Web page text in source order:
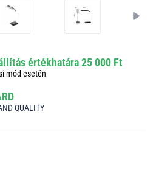
értékhatára 25 000 Ft
mód esetén
QUALITY